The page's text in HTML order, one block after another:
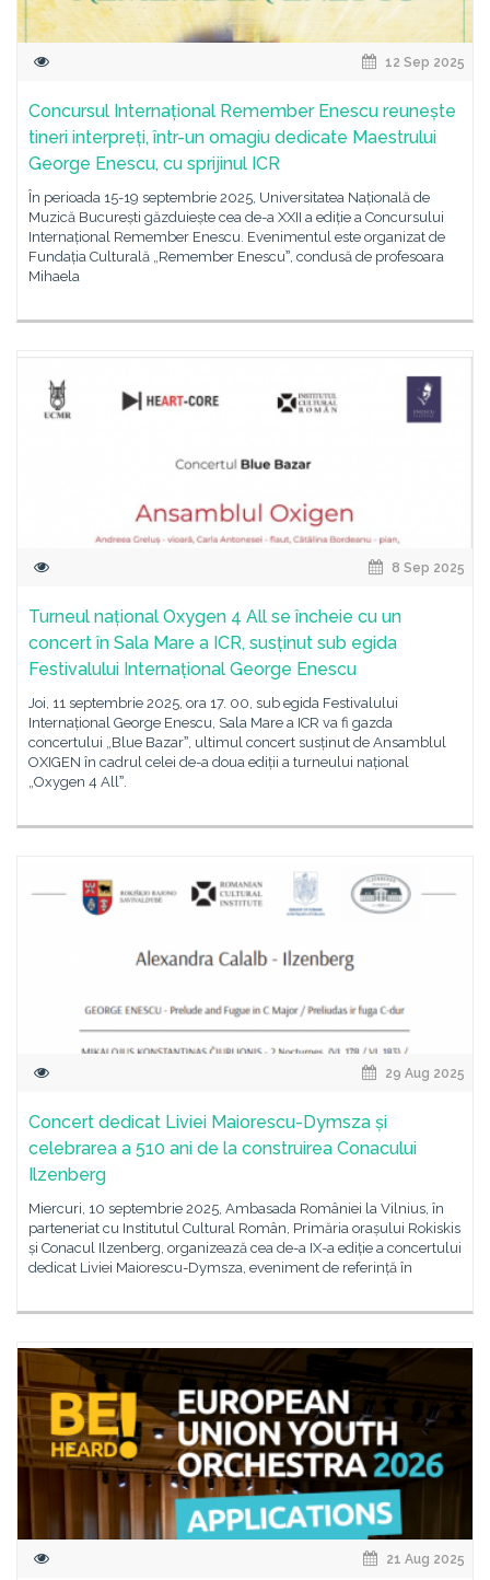
12 Sep 2025
Concursul Internațional Remember Enescu reunește
tineri interpreți, într-un omagiu dedicate Maestrului
George Enescu, cu sprijinul ICR
În perioada 15-19 septembrie 2025, Universitatea Națională de
Muzică București găzduiește cea de-a XXII a ediție a Concursului
Internațional Remember Enescu. Evenimentul este organizat de
Fundația Culturală „Remember Enescuˮ, condusă de profesoara
Mihaela
8 Sep 2025
Turneul național Oxygen 4 All se încheie cu un
concert în Sala Mare a ICR, susținut sub egida
Festivalului Internațional George Enescu
Joi, 11 septembrie 2025, ora 17. 00, sub egida Festivalului
Internațional George Enescu, Sala Mare a ICR va fi gazda
concertului „Blue Bazarˮ, ultimul concert susținut de Ansamblul
OXIGEN în cadrul celei de-a doua ediții a turneului național
„Oxygen 4 Allˮ.
29 Aug 2025
Concert dedicat Liviei Maiorescu-Dymsza și
celebrarea a 510 ani de la construirea Conacului
Ilzenberg
Miercuri, 10 septembrie 2025, Ambasada României la Vilnius, în
parteneriat cu Institutul Cultural Român, Primăria orașului Rokiskis
și Conacul Ilzenberg, organizează cea de-a IX-a ediție a concertului
dedicat Liviei Maiorescu-Dymsza, eveniment de referință în
21 Aug 2025